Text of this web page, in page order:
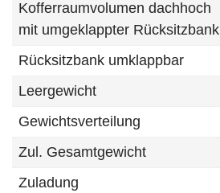
Kofferraumvolumen dachhoch
mit umgeklappter Rücksitzbank
Rücksitzbank umklappbar
Leergewicht
Gewichtsverteilung
Zul. Gesamtgewicht
Zuladung